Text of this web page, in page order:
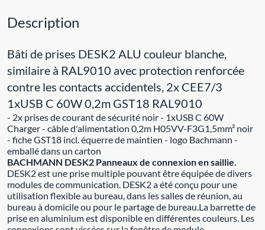
Description
Bâti de prises DESK2 ALU couleur blanche,
similaire à RAL9010 avec protection renforcée
contre les contacts accidentels, 2x CEE7/3
1xUSB C 60W 0,2m GST18 RAL9010
- 2x prises de courant de sécurité noir - 1xUSB C 60W
Charger - câble d'alimentation 0,2m H05VV-F3G1,5mm² noir
- fiche GST18 incl. équerre de maintien - logo Bachmann -
emballé dans un carton
BACHMANN DESK2 Panneaux de connexion en saillie.
DESK2 est une prise multiple pouvant être équipée de divers
modules de communication. DESK2 a été conçu pour une
utilisation flexible au bureau, dans les salles de réunion, au
bureau à domicile ou pour le partage de bureau.La barrette de
prise en aluminium est disponible en différentes couleurs. Les